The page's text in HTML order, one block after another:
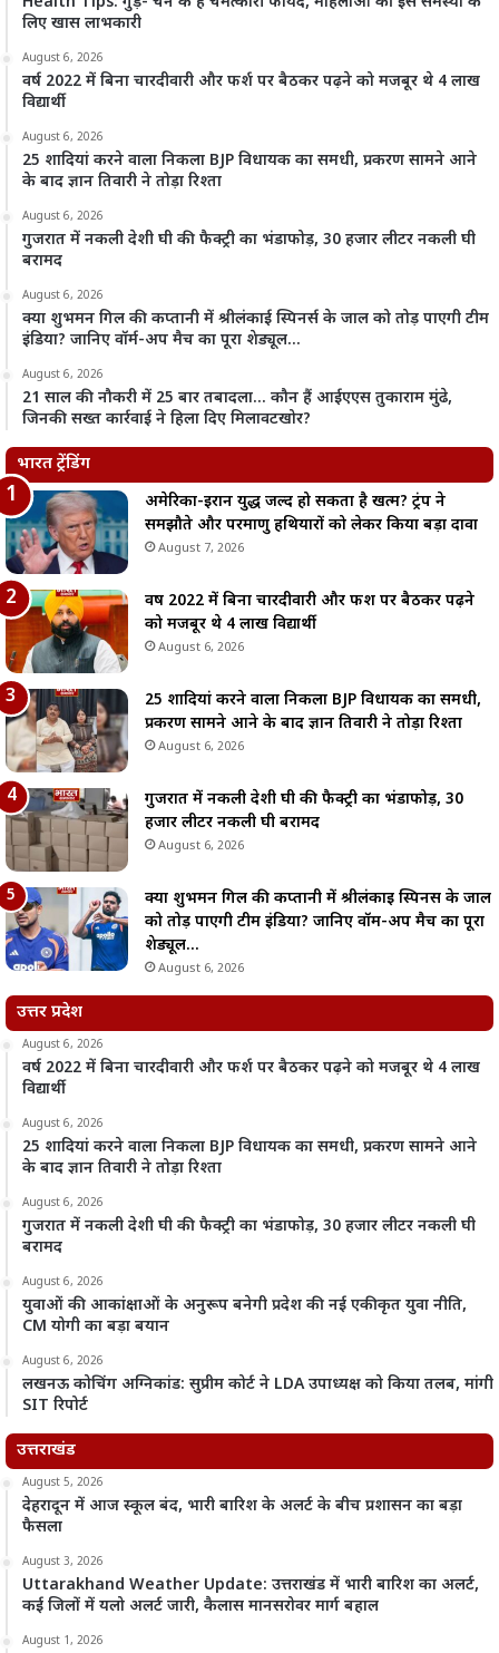
लिए खास लाभकारी
August 6, 2026
वर्ष 2022 में बिना चारदीवारी और फर्श पर बैठकर पढ़ने को मजबूर थे 4 लाख
विद्यार्थी
August 6, 2026
25 शादियां करने वाला निकला BJP विधायक का समधी, प्रकरण सामने आने
के बाद ज्ञान तिवारी ने तोड़ा रिश्ता
August 6, 2026
गुजरात में नकली देशी घी की फैक्ट्री का भंडाफोड़, 30 हजार लीटर नकली घी
बरामद
August 6, 2026
क्या शुभमन गिल की कप्तानी में श्रीलंकाई स्पिनर्स के जाल को तोड़ पाएगी टीम
इंडिया? जानिए वॉर्म-अप मैच का पूरा शेड्यूल…
August 6, 2026
21 साल की नौकरी में 25 बार तबादला… कौन हैं आईएएस तुकाराम मुंढे,
जिनकी सख्त कार्रवाई ने हिला दिए मिलावटखोर?
भारत ट्रेंडिंग
अमेरिका-ईरान युद्ध जल्द हो सकता है खत्म? ट्रंप ने
समझौते और परमाणु हथियारों को लेकर किया बड़ा दावा
August 7, 2026
वर्ष 2022 में बिना चारदीवारी और फर्श पर बैठकर पढ़ने
को मजबूर थे 4 लाख विद्यार्थी
August 6, 2026
25 शादियां करने वाला निकला BJP विधायक का समधी,
प्रकरण सामने आने के बाद ज्ञान तिवारी ने तोड़ा रिश्ता
August 6, 2026
गुजरात में नकली देशी घी की फैक्ट्री का भंडाफोड़, 30
हजार लीटर नकली घी बरामद
August 6, 2026
क्या शुभमन गिल की कप्तानी में श्रीलंकाई स्पिनर्स के जाल
को तोड़ पाएगी टीम इंडिया? जानिए वॉर्म-अप मैच का पूरा
शेड्यूल…
August 6, 2026
उत्तर प्रदेश
August 6, 2026
वर्ष 2022 में बिना चारदीवारी और फर्श पर बैठकर पढ़ने को मजबूर थे 4 लाख
विद्यार्थी
August 6, 2026
25 शादियां करने वाला निकला BJP विधायक का समधी, प्रकरण सामने आने
के बाद ज्ञान तिवारी ने तोड़ा रिश्ता
August 6, 2026
गुजरात में नकली देशी घी की फैक्ट्री का भंडाफोड़, 30 हजार लीटर नकली घी
बरामद
August 6, 2026
युवाओं की आकांक्षाओं के अनुरूप बनेगी प्रदेश की नई एकीकृत युवा नीति,
CM योगी का बड़ा बयान
August 6, 2026
लखनऊ कोचिंग अग्निकांड: सुप्रीम कोर्ट ने LDA उपाध्यक्ष को किया तलब, मांगी
SIT रिपोर्ट
उत्तराखंड
August 5, 2026
देहरादून में आज स्कूल बंद, भारी बारिश के अलर्ट के बीच प्रशासन का बड़ा
फैसला
August 3, 2026
Uttarakhand Weather Update: उत्तराखंड में भारी बारिश का अलर्ट,
कई जिलों में यलो अलर्ट जारी, कैलास मानसरोवर मार्ग बहाल
August 1, 2026